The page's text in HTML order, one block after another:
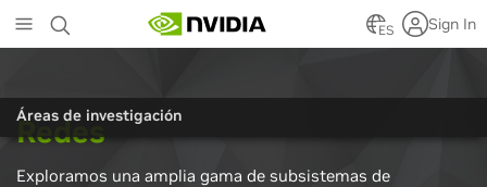
to
main
ES Sign In
Áreas de investigación
Redes
Exploramos una amplia gama de subsistemas de